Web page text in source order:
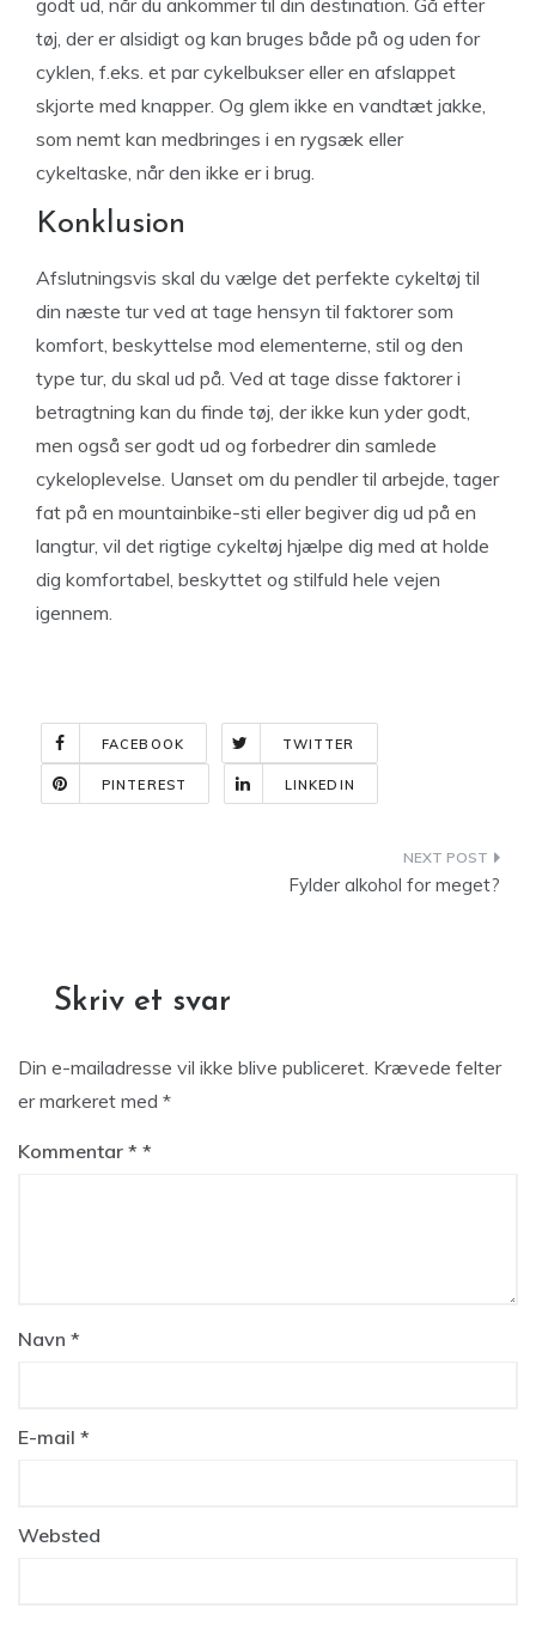
godt ud, når du ankommer til din destination. Gå efter
tøj, der er alsidigt og kan bruges både på og uden for
cyklen, f.eks. et par cykelbukser eller en afslappet
skjorte med knapper. Og glem ikke en vandtæt jakke,
som nemt kan medbringes i en rygsæk eller
cykeltaske, når den ikke er i brug.
Konklusion
Afslutningsvis skal du vælge det perfekte cykeltøj til
din næste tur ved at tage hensyn til faktorer som
komfort, beskyttelse mod elementerne, stil og den
type tur, du skal ud på. Ved at tage disse faktorer i
betragtning kan du finde tøj, der ikke kun yder godt,
men også ser godt ud og forbedrer din samlede
cykeloplevelse. Uanset om du pendler til arbejde, tager
fat på en mountainbike-sti eller begiver dig ud på en
langtur, vil det rigtige cykeltøj hjælpe dig med at holde
dig komfortabel, beskyttet og stilfuld hele vejen
igennem.
FACEBOOK TWITTER
PINTEREST LINKEDIN
Fylder alkohol for meget?
Skriv et svar
Din e-mailadresse vil ikke blive publiceret. Krævede felter
er markeret med *
Kommentar *
Navn *
E-mail *
Websted